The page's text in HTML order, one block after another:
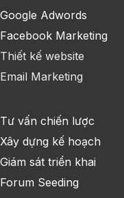
Google Adwords
Facebook Marketing
Thiết kế website
Email Marketing
Tư vấn chiến lược
Xây dựng kế hoạch
Giám sát triển khai
Forum Seeding